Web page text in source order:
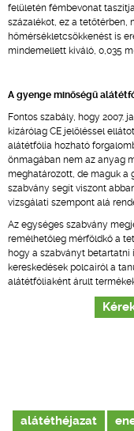
felületén fémbevonat
százalékot, ez a tetőtérben,
hőmérsékletcsökkenést is
mindemellett kiváló, 0,035
A gyenge minőségű
Fontos szabály, hogy 2007.
kizárólag CE jelöléssel
alátétfólia hozható
önmagában nem az anyag
meghatározott, de maguk a
szabvány segít viszont
vizsgálati szempont alá
Az egységes szabvány
remélhetőleg mérföldkő a
hogy a szabványt
kereskedések polcairól a
alátétfóliaként árult
alátéthéjazat